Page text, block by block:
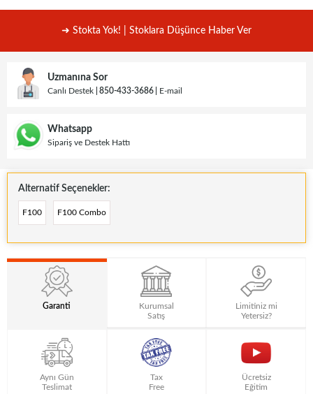
➜ Stokta Yok! | Stoklara Düşünce Haber Ver
Uzmanına Sor
Canlı Destek 850-433-3686 E-mail
Whatsapp
Sipariş ve Destek Hattı
Alternatif Seçenekler:
F100 F100 Combo
Garanti
Kurumsal
Satış
Limitiniz mi
Yetersiz?
Aynı Gün
Teslimat
Tax
Free
Ücretsiz
Eğitim